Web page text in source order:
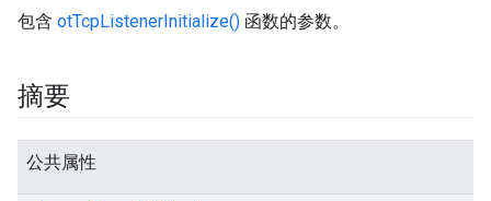
包含 otTcpListenerInitialize() 函数的参数。
摘要
公共属性